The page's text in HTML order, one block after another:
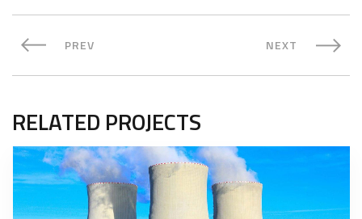
PREV NEXT
RELATED PROJECTS